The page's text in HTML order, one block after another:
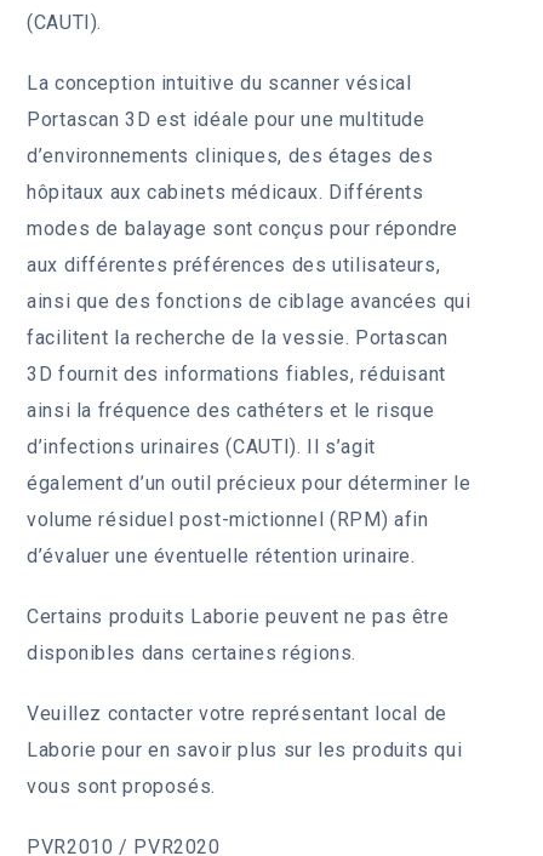
(CAUTI).
La conception intuitive du scanner vésical
Portascan 3D est idéale pour une multitude
d’environnements cliniques, des étages des
hôpitaux aux cabinets médicaux. Différents
modes de balayage sont conçus pour répondre
aux différentes préférences des utilisateurs,
ainsi que des fonctions de ciblage avancées qui
facilitent la recherche de la vessie. Portascan
3D fournit des informations fiables, réduisant
ainsi la fréquence des cathéters et le risque
d’infections urinaires (CAUTI). Il s’agit
également d’un outil précieux pour déterminer le
volume résiduel post-mictionnel (RPM) afin
d’évaluer une éventuelle rétention urinaire.
Certains produits Laborie peuvent ne pas être
disponibles dans certaines régions.
Veuillez contacter votre représentant local de
Laborie pour en savoir plus sur les produits qui
vous sont proposés.
PVR2010 / PVR2020